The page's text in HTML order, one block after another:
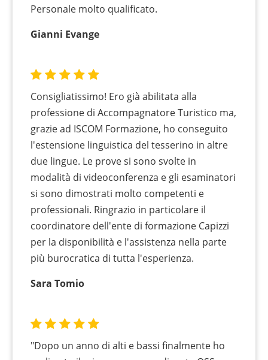
Personale molto qualificato.
Gianni Evange
Consigliatissimo! Ero già abilitata alla
professione di Accompagnatore Turistico ma,
grazie ad ISCOM Formazione, ho conseguito
l'estensione linguistica del tesserino in altre
due lingue. Le prove si sono svolte in
modalità di videoconferenza e gli esaminatori
si sono dimostrati molto competenti e
professionali. Ringrazio in particolare il
coordinatore dell'ente di formazione Capizzi
per la disponibilità e l'assistenza nella parte
più burocratica di tutta l'esperienza.
Sara Tomio
"Dopo un anno di alti e bassi finalmente ho